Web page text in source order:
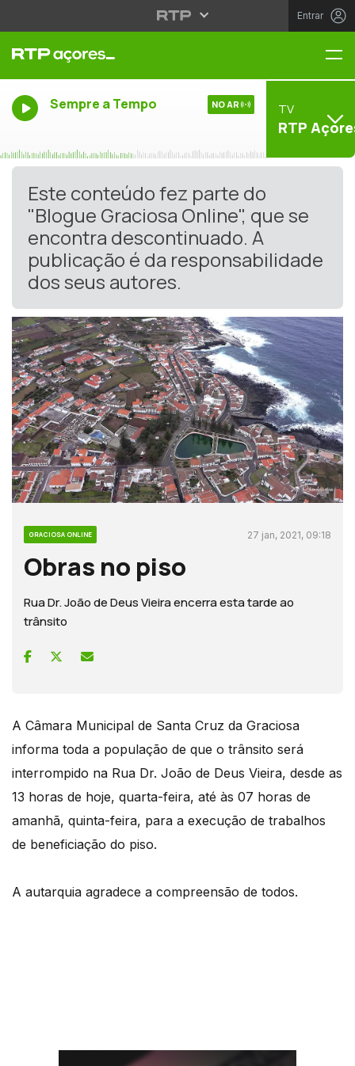
Entrar
Sempre a Tempo NO AR TV
RTP
Este conteúdo fez parte do
"Blogue Graciosa Online", que se
encontra descontinuado. A
publicação é da responsabilidade
dos seus autores.
GRACIOSA ONLINE 27 jan, 2021, 09:18
Obras no piso
Rua Dr. João de Deus Vieira encerra esta tarde ao
trânsito
A Câmara Municipal de Santa Cruz da Graciosa
informa toda a população de que o trânsito será
interrompido na Rua Dr. João de Deus Vieira, desde as
13 horas de hoje, quarta-feira, até às 07 horas de
amanhã, quinta-feira, para a execução de trabalhos
de beneficiação do piso.
A autarquia agradece a compreensão de todos.